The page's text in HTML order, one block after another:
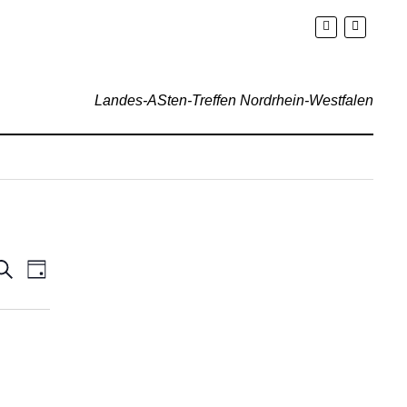
Landes-ASten-Treffen Nordrhein-Westfalen
Veranstaltung
Navigation
Tag